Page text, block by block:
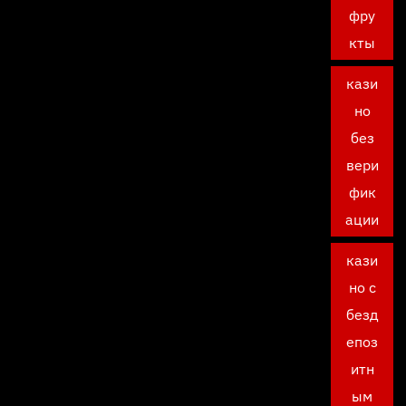
фру
кты
кази
но
без
вери
фик
ации
кази
но с
безд
епоз
итн
ым